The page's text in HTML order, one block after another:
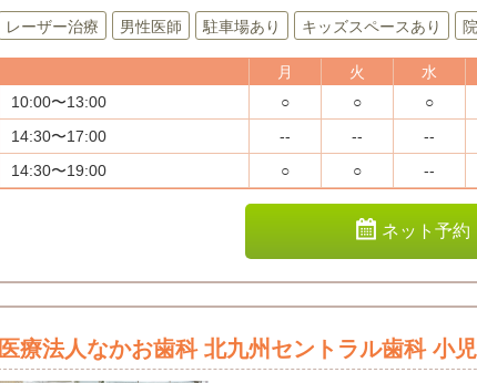
レーザー治療 男性医師 駐車場あり キッズスペースあり
月 火 水
10:00〜13:00
○ ○ ○
14:30〜17:00
-- -- --
14:30〜19:00
○ ○ --
ネット予約
医療法人なかお歯科 北九州セントラル歯科 小